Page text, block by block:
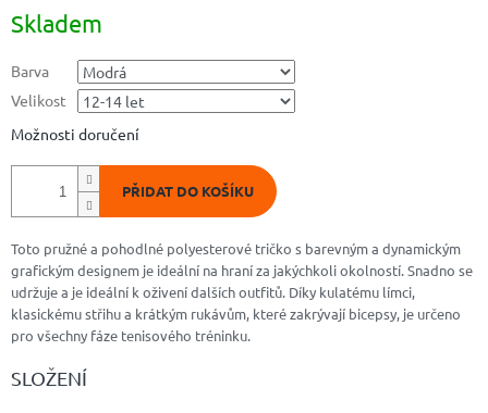
cena:
Skladem
Barva
Velikost
Možnosti doručení
PŘIDAT DO KOŠÍKU
Toto pružné a pohodlné polyesterové tričko s barevným a dynamickým
grafickým designem je ideální na hraní za jakýchkoli okolností. Snadno se
udržuje a je ideální k oživení dalších outfitů. Díky kulatému límci,
klasickému střihu a krátkým rukávům, které zakrývají bicepsy, je určeno
pro všechny fáze tenisového tréninku.
SLOŽENÍ